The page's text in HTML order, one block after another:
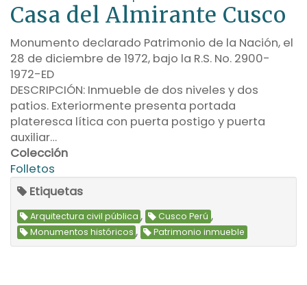
Casa del Almirante Cusco
Monumento declarado Patrimonio de la Nación, el
28 de diciembre de 1972, bajo la R.S. No. 2900-
1972-ED
DESCRIPCIÓN: Inmueble de dos niveles y dos
patios. Exteriormente presenta portada
plateresca lítica con puerta postigo y puerta
auxiliar…
Colección
Folletos
Etiquetas
Arquitectura civil pública , Cusco Perú ,
Monumentos históricos , Patrimonio inmueble